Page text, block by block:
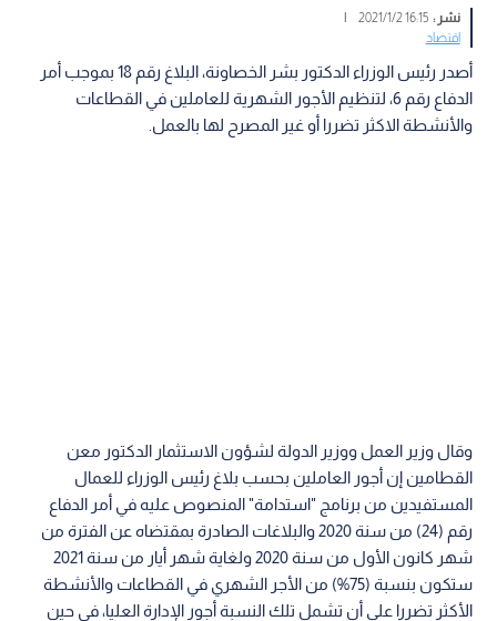
نشر :16:15 2021/1/2
|
اقتصاد
أصدر رئيس الوزراء الدكتور بشر الخصاونة، البلاغ رقم 18 بموجب أمر
الدفاع رقم 6، لتنظيم الأجور الشهرية للعاملين في القطاعات
والأنشطة الاكثر تضررا أو غير المصرح لها بالعمل.
وقال وزير العمل ووزير الدولة لشؤون الاستثمار الدكتور معن
القطامين إن أجور العاملين بحسب بلاغ رئيس الوزراء للعمال
المستفيدين من برنامج "استدامة" المنصوص عليه في أمر الدفاع
رقم (24) من سنة 2020 والبلاغات الصادرة بمقتضاه عن الفترة من
شهر كانون الأول من سنة 2020 ولغاية شهر أيار من سنة 2021
ستكون بنسبة (75%) من الأجر الشهري في القطاعات والأنشطة
الأكثر تضررا على أن تشمل تلك النسبة أجور الإدارة العليا، في حين